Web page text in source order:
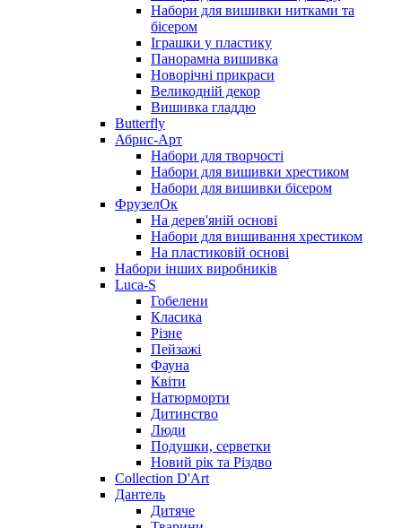
Набори для вишивки нитками та
бісером
Іграшки у пластику
Панорамна вишивка
Новорічні прикраси
Великодній декор
Вишивка гладдю
Butterfly
Абрис-Арт
Набори для творчості
Набори для вишивки хрестиком
Набори для вишивки бісером
ФрузелОк
На дерев'яній основі
Набори для вишивання хрестиком
На пластиковій основі
Набори інших виробників
Luca-S
Гобелени
Класика
Різне
Пейзажі
Фауна
Квіти
Натюрморти
Дитинство
Люди
Подушки, серветки
Новий рік та Різдво
Collection D'Art
Дантель
Дитяче